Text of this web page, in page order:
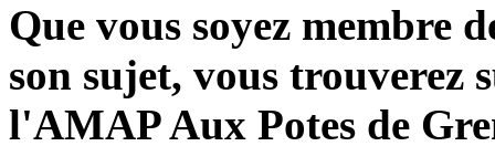
Que vous soyez membre
son sujet, vous trouverez
l'AMAP Aux Potes de